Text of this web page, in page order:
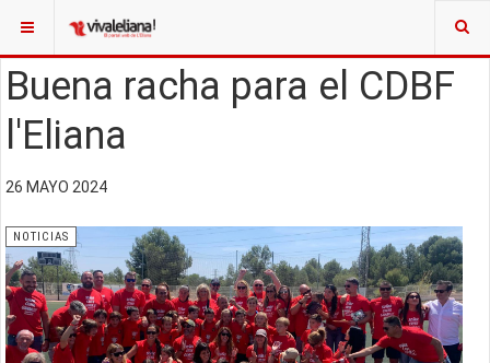
Buena racha para el CDBF
l'Eliana
26 MAYO 2024
NOTICIAS